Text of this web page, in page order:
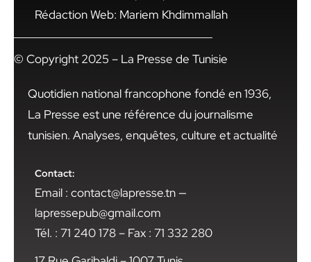
Rédaction Web: Mariem Khdimmallah
© Copyright 2025 – La Presse de Tunisie
Quotidien national francophone fondé en 1936,
La Presse est une référence du journalisme
tunisien. Analyses, enquêtes, culture et actualité
Contact:
Email : contact@lapresse.tn —
lapressepub@gmail.com
Tél. : 71 240 178 – Fax : 71 332 280